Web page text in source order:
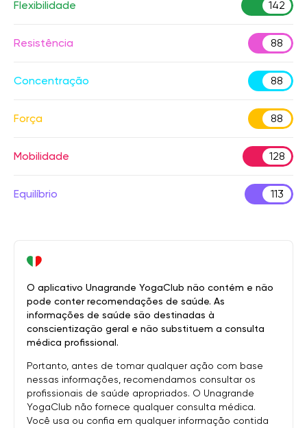
Flexibilidade 142
Resistência 88
Concentração 88
Força 88
Mobilidade 128
Equilíbrio 113
O aplicativo Unagrande YogaClub não contém e não
pode conter recomendações de saúde. As
informações de saúde são destinadas à
conscientização geral e não substituem a consulta
médica profissional.
Portanto, antes de tomar qualquer ação com base
nessas informações, recomendamos consultar os
profissionais de saúde apropriados. O Unagrande
YogaClub não fornece qualquer consulta médica.
Você usa ou confia em qualquer informação contida